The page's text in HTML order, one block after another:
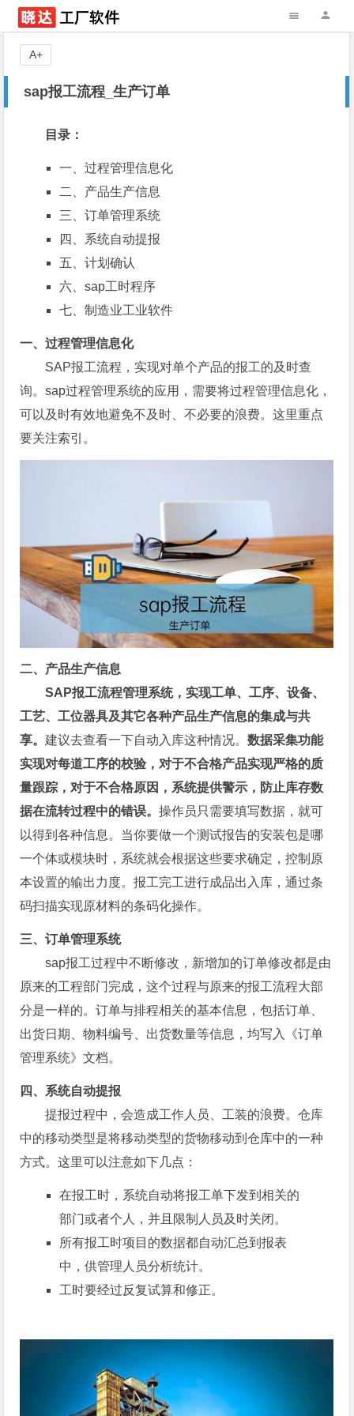
sap报工流程_生产订单
A+
目录：
一、过程管理信息化
二、 产品生产信息
三、订单管理系统
四、 系统自动提报
五、计划确认
六、sap工时程序
七、制造业工业软件
一、过程管理信息化
SAP报工流程，实现对单个产品的报工的及时查
询。sap过程管理系统的应用，需要将过程管理信息化，
可以及时有效地避免不及时、不必要的浪费。这里重点
要关注索引。
二、产品生产信息
SAP报工流程管理系统，实现工单、工序、设备、
工艺、工位器具及其它各种产品生产信息的集成与共
享。建议去查看一下自动入库这种情况。数据采集功能
实现对每道工序的校验，对于不合格产品实现严格的质
量跟踪，对于不合格原因，系统提供警示，防止库存数
据在流转过程中的错误。操作员只需要填写数据，就可
以得到各种信息。当你要做一个测试报告的安装包是哪
一个体或模块时，系统就会根据这些要求确定，控制原
本设置的输出力度。报工完工进行成品出入库，通过条
码扫描实现原材料的条码化操作。
三、订单管理系统
sap报工过程中不断修改，新增加的订单修改都是由
原来的工程部门完成，这个过程与原来的报工流程大部
分是一样的。订单与排程相关的基本信息，包括订单、
出货日期、物料编号、出货数量等信息，均写入《订单
管理系统》文档。
四、系统自动提报
提报过程中，会造成工作人员、工装的浪费。仓库
中的移动类型是将移动类型的货物移动到仓库中的一种
方式。这里可以注意如下几点：
在报工时，系统自动将报工单下发到相关的
部门或者个人，并且限制人员及时关闭。
所有报工时项目的数据都自动汇总到报表
中，供管理人员分析统计。
工时要经过反复试算和修正。